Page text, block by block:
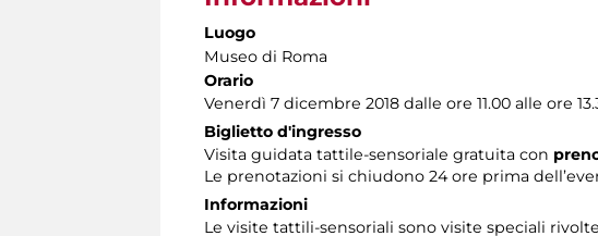
Luogo
Museo di Roma
Orario
Venerdì 7 dicembre 2018 dalle ore 11.00 alle ore
Biglietto d'ingresso
Visita guidata tattile-sensoriale gratuita con
Le prenotazioni si chiudono 24 ore prima
Informazioni
Le visite tattili-sensoriali sono visite speciali